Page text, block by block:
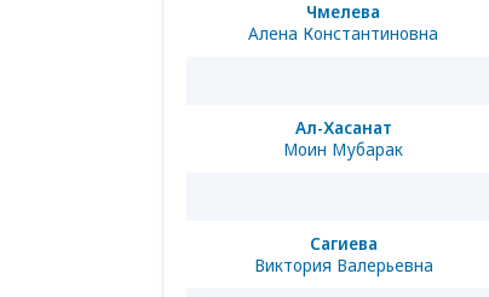
Чмелева
Алена Константиновна
Ал-Хасанат
Моин Мубарак
Сагиева
Виктория Валерьевна